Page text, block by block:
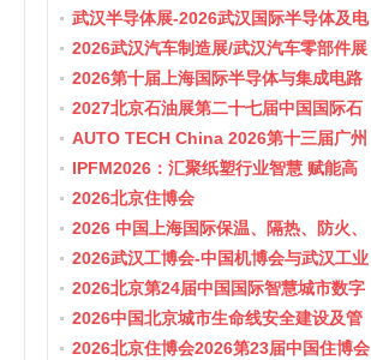
材料行业盛会
武汉半导体展-2026武汉国际半导体及电
子展览会
2026武汉汽车制造展/武汉汽车零部件展
2026第十届上海国际半导体与集成电路
产业应用博览会-11月10-12日
2027北京石油展第二十七届中国国际石
油石化技术装备展览会
AUTO TECH China 2026第十三届广州
国际汽车零部件及加工技术、汽车模具
展览会
IPFM2026：汇聚纸塑行业智慧 赋能高
质健康发展
2026北京住博会
2026 中国上海国际保温、隔热、防火、
隔音新材料展览
2026武汉工博会-中国机博会与武汉工业
博览会
2026北京第24届中国国际智慧城市数字
化城市城市更新建设博览会(主办住建
部）
2026中国北京城市生命线安全建设及管
网博览会
2026北京住博会2026第23届中国住博会